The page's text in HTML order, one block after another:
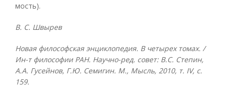
мость).
В. С. Швырев
Новая философская энциклопедия. В четырех томах. /
Ин-т философии РАН. Научно-ред. совет: В.С. Степин,
А.А. Гусейнов, Г.Ю. Семигин. М., Мысль, 2010, т. IV, с.
159.